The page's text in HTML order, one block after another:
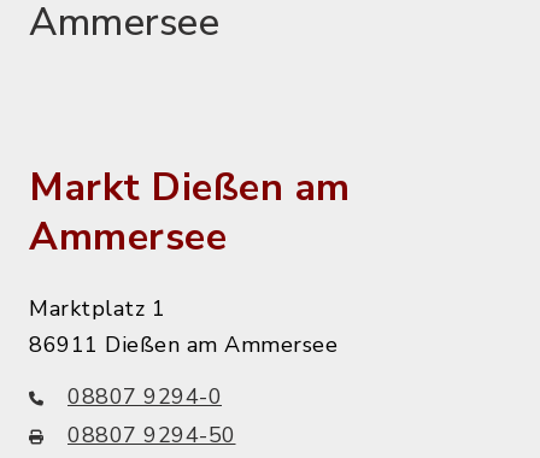
Ammersee
Markt Dießen am
Ammersee
Marktplatz 1
86911 Dießen am Ammersee
08807 9294-0
08807 9294-50